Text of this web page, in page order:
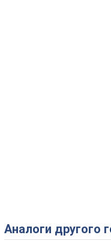
Аналоги другого